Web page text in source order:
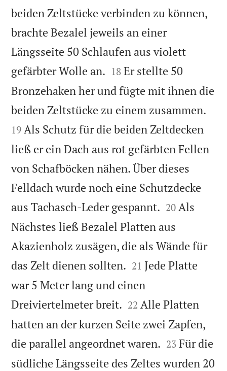
beiden Zeltstücke verbinden zu können,
brachte Bezalel jeweils an einer
Längsseite 50 Schlaufen aus violett
gefärbter Wolle an. 

18 Er stellte 50
Bronzehaken her und fügte mit ihnen die
beiden Zeltstücke zu einem zusammen.
19 Als Schutz für die beiden Zeltdecken
ließ er ein Dach aus rot gefärbten Fellen
von Schafböcken nähen. Über dieses
Felldach wurde noch eine Schutzdecke
aus Tachasch-Leder gespannt. 

20 Als
Nächstes ließ Bezalel Platten aus
Akazienholz zusägen, die als Wände für
das Zelt dienen sollten. 

21 Jede Platte
war 5 Meter lang und einen
Dreiviertelmeter breit. 

22 Alle Platten
hatten an der kurzen Seite zwei Zapfen,
die parallel angeordnet waren. 

23 Für die
südliche Längsseite des Zeltes wurden 20